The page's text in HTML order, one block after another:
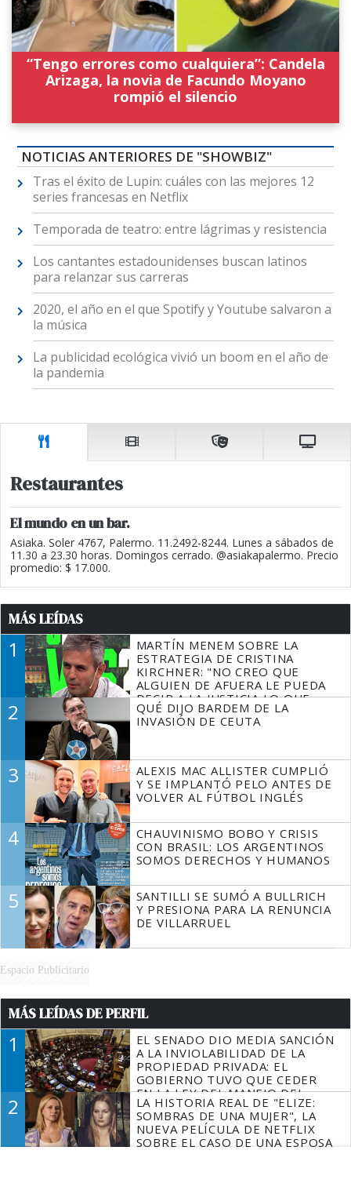
“Tengo errores como cualquiera”: Candela
Arizaga, la novia de Facundo Moyano
rompió el silencio
NOTICIAS ANTERIORES DE "SHOWBIZ"
Tras el éxito de Lupin: cuáles con las mejores 12
series francesas en Netflix
Temporada de teatro: entre lágrimas y resistencia
Los cantantes estadounidenses buscan latinos
para relanzar sus carreras
2020, el año en el que Spotify y Youtube salvaron a
la música
La publicidad ecológica vivió un boom en el año de
la pandemia
Restaurantes
El mundo en un bar.
Asiaka. Soler 4767, Palermo. 11.2492-8244. Lunes a sábados de
11.30 a 23.30 horas. Domingos cerrado. @asiakapalermo. Precio
promedio: $ 17.000.
MÁS LEÍDAS
1
MARTÍN MENEM SOBRE LA
ESTRATEGIA DE CRISTINA
KIRCHNER: "NO CREO QUE
ALGUIEN DE AFUERA LE PUEDA
DECIR A LA JUSTICIA LO QUE
TIENE QUE HACER"
2
QUÉ DIJO BARDEM DE LA
INVASIÓN DE CEUTA
3
ALEXIS MAC ALLISTER CUMPLIÓ
Y SE IMPLANTÓ PELO ANTES DE
VOLVER AL FÚTBOL INGLÉS
4
CHAUVINISMO BOBO Y CRISIS
CON BRASIL: LOS ARGENTINOS
SOMOS DERECHOS Y HUMANOS
5
SANTILLI SE SUMÓ A BULLRICH
Y PRESIONA PARA LA RENUNCIA
DE VILLARRUEL
Espacio Publicitario
MÁS LEÍDAS DE PERFIL
1
EL SENADO DIO MEDIA SANCIÓN
A LA INVIOLABILIDAD DE LA
PROPIEDAD PRIVADA: EL
GOBIERNO TUVO QUE CEDER
EN LA LEY DEL MANEJO DEL
FUEGO
2
LA HISTORIA REAL DE "ELIZE:
SOMBRAS DE UNA MUJER", LA
NUEVA PELÍCULA DE NETFLIX
SOBRE EL CASO DE UNA ESPOSA